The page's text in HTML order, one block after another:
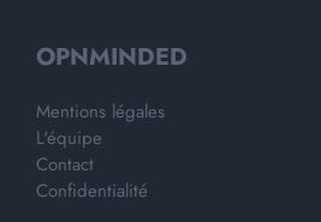
OPNMINDED
Mentions légales
L'équipe
Contact
Confidentialité